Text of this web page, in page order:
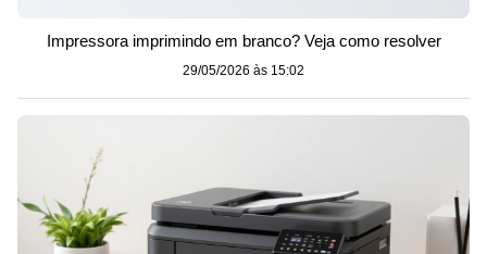
Impressora imprimindo em branco? Veja como resolver
29/05/2026 às 15:02